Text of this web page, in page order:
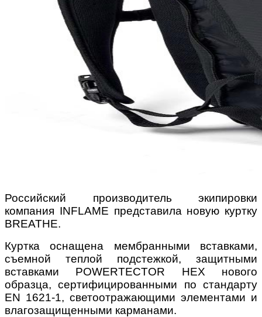
Российский производитель экипировки
компания INFLAME представила новую куртку
BREATHE.
Куртка оснащена мембранными вставками,
съемной теплой подстежкой, защитными
вставками POWERTECTOR HEX нового
образца, сертифицированными по стандарту
EN 1621-1, светоотражающими элементами и
влагозащищенными карманами.